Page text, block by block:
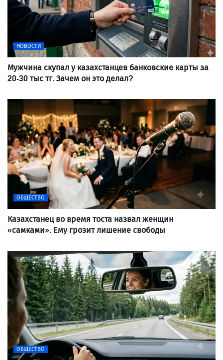
НОВОСТИ
Мужчина скупал у казахстанцев банковские карты за
20-30 тыс тг. Зачем он это делал?
ОБЩЕСТВО
Казахстанец во время тоста назвал женщин
«самками». Ему грозит лишение свободы
ОБЩЕСТВО